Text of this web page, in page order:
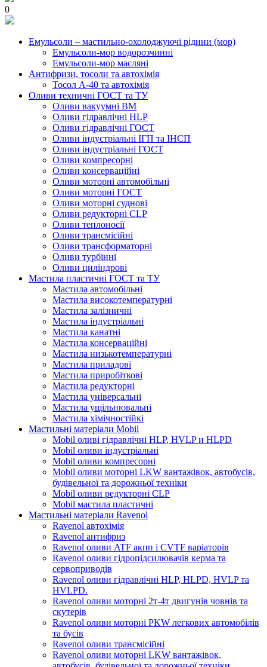
0
Емульсоли – мастильно-охолоджуючі рідини (мор)
Емульсоли-мор водорозчинні
Емульсоли-мор масляні
Антифризи, тосоли та автохімія
Тосол А-40 та автохімія
Оливи техничні ГОСТ та ТУ
Оливи вакуумні ВМ
Оливи гідравлічні HLP
Оливи гідравлічні ГОСТ
Оливи індустріальні ІГП та ІНСП
Оливи індустріальні ГОСТ
Оливи компресорні
Оливи консерваційні
Оливи моторні автомобільні
Оливи моторні ГОСТ
Оливи моторні суднові
Оливи редукторні CLP
Оливи теплоносії
Оливи трансмісійні
Оливи трансформаторні
Оливи турбінні
Оливи циліндрові
Мастила пластичні ГОСТ та ТУ
Мастила автомобільні
Мастила високотемпературні
Мастила залізничні
Мастила індустріальні
Мастила канатні
Мастила консерваційні
Мастила низькотемпературні
Мастила приладові
Мастила приробіткові
Мастила редукторні
Мастила універсальні
Мастила ущільнювальні
Мастила хімічностійкі
Мастильні матеріали Mobil
Mobil оливі гідравлічні HLP, HVLP и HLPD
Mobil оливи індустріальні
Mobil оливи компресорні
Mobil оливи моторні LKW вантажівок, автобусів,
будівельної та дорожньої техніки
Mobil оливи редукторні CLP
Mobil мастила пластичні
Мастильні матеріали Ravenol
Ravenol автохімія
Ravenol антифриз
Ravenol оливи ATF акпп і CVTF варіаторів
Ravenol оливи гідропідсилювачів керма та
сервоприводів
Ravenol оливи гідравлічні HLP, HLPD, HVLP та
HVLPD.
Ravenol оливи моторні 2т-4т двигунів човнів та
скутерів
Ravenol оливи моторні PKW легкових автомобілів
та бусів
Ravenol оливи трансмісійні
Ravenol оливи моторні LKW вантажівок,